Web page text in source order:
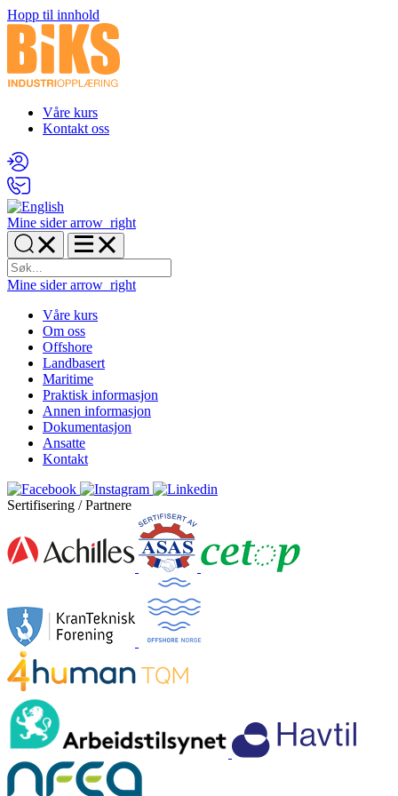
Hopp til innhold
Våre kurs
Kontakt oss
Mine sider arrow_right
Mine sider arrow_right
Våre kurs
Om oss
Offshore
Landbasert
Maritime
Praktisk informasjon
Annen informasjon
Dokumentasjon
Ansatte
Kontakt
Sertifisering / Partnere